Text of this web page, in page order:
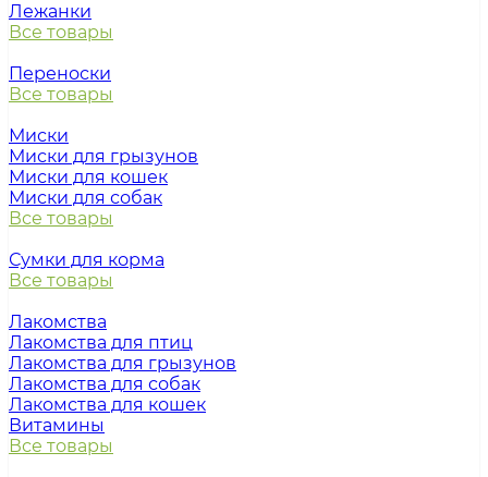
Лежанки
Все товары
Переноски
Все товары
Миски
Миски для грызунов
Миски для кошек
Миски для собак
Все товары
Сумки для корма
Все товары
Лакомства
Лакомства для птиц
Лакомства для грызунов
Лакомства для собак
Лакомства для кошек
Витамины
Все товары